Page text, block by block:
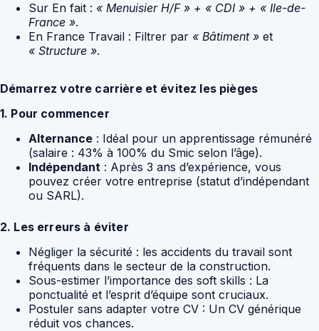
Sur En fait : « Menuisier H/F » + « CDI » + « Ile-de-
France ».
En France Travail : Filtrer par « Bâtiment » et
« Structure ».
Démarrez votre carrière et évitez les pièges
1. Pour commencer
Alternance : Idéal pour un apprentissage rémunéré
(salaire : 43% à 100% du Smic selon l’âge).
Indépendant : Après 3 ans d’expérience, vous
pouvez créer votre entreprise (statut d’indépendant
ou SARL).
2. Les erreurs à éviter
Négliger la sécurité : les accidents du travail sont
fréquents dans le secteur de la construction.
Sous-estimer l’importance des soft skills : La
ponctualité et l’esprit d’équipe sont cruciaux.
Postuler sans adapter votre CV : Un CV générique
réduit vos chances.